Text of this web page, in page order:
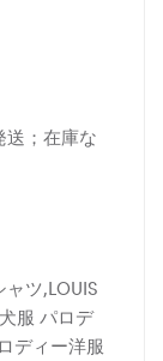
送；在庫な
ツ,LOUIS
服 パロデ
ディー洋服